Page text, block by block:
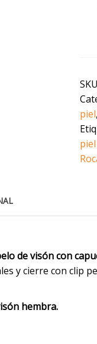
piel,
de visón con
y cierre con clip
hembra.